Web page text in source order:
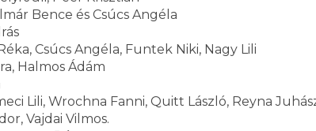
Bence és Csúcs Angéla
Csúcs Angéla, Funtek Niki, Nagy Lili
Halmos Ádám
Lili, Wrochna Fanni, Quitt László, Reyna
Vajdai Vilmos.